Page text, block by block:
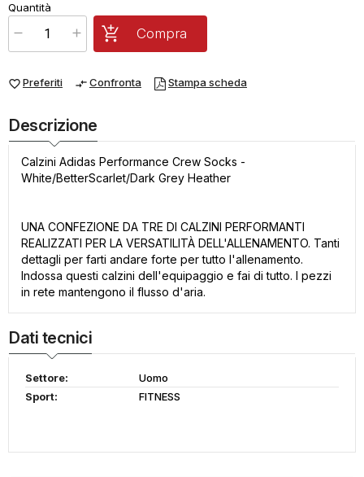
x1 Prezzo finale:
Quantità
favorite_borderPreferiti compare_arrowsConfronta Stampa scheda
Compra
Descrizione
Calzini Adidas Performance Crew Socks -
White/BetterScarlet/Dark Grey Heather
UNA CONFEZIONE DA TRE DI CALZINI PERFORMANTI
REALIZZATI PER LA VERSATILITÀ DELL'ALLENAMENTO. Tanti
dettagli per farti andare forte per tutto l'allenamento.
Indossa questi calzini dell'equipaggio e fai di tutto. I pezzi
in rete mantengono il flusso d'aria.
Dati tecnici
Settore:
Uomo
Sport:
FITNESS